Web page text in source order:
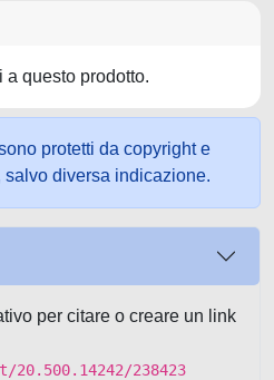
a questo prodotto.
protetti da copyright e
diversa indicazione.
per citare o creare un link
238423